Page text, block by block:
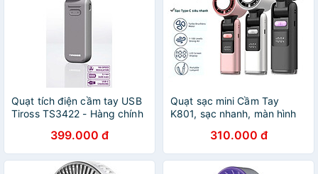
Quạt tích điện cầm tay USB
Tiross TS3422 - Hàng chính
399.000 đ
Quạt sạc mini Cầm Tay
K801, sạc nhanh, màn hình
chính hãng310.000 đ